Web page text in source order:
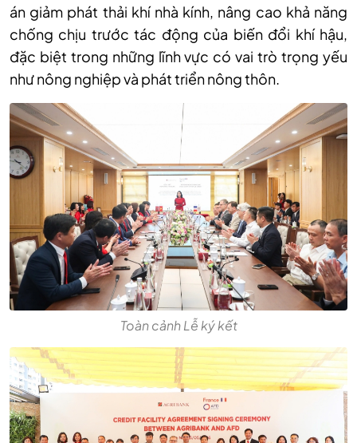
án giảm phát thải khí nhà kính, nâng cao khả năng
chống chịu trước tác động của biến đổi khí hậu,
đặc biệt trong những lĩnh vực có vai trò trọng yếu
như nông nghiệp và phát triển nông thôn.
Toàn cảnh Lễ ký kết